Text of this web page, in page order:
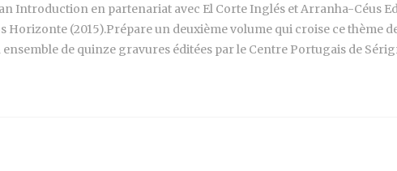
Introduction en partenariat avec El Corte Inglés et Arranha-Céus
Horizonte (2015).Prépare un deuxième volume qui croise ce thème
de quinze gravures éditées par le Centre Portugais de